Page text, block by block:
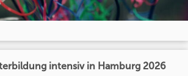
intensiv in Hamburg 2026